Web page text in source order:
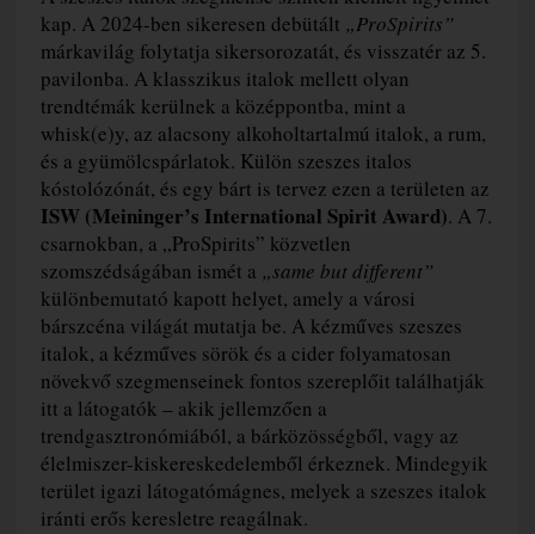
kap. A 2024-ben sikeresen debütált „ProSpirits”
márkavilág folytatja sikersorozatát, és visszatér az 5.
pavilonba. A klasszikus italok mellett olyan
trendtémák kerülnek a középpontba, mint a
whisk(e)y, az alacsony alkoholtartalmú italok, a rum,
és a gyümölcspárlatok. Külön szeszes italos
kóstolózónát, és egy bárt is tervez ezen a területen az
ISW (Meininger’s International Spirit Award). A 7.
csarnokban, a „ProSpirits” közvetlen
szomszédságában ismét a „same but different”
különbemutató kapott helyet, amely a városi
bárszcéna világát mutatja be. A kézműves szeszes
italok, a kézműves sörök és a cider folyamatosan
növekvő szegmenseinek fontos szereplőit találhatják
itt a látogatók – akik jellemzően a
trendgasztronómiából, a bárközösségből, vagy az
élelmiszer-kiskereskedelemből érkeznek. Mindegyik
terület igazi látogatómágnes, melyek a szeszes italok
iránti erős keresletre reagálnak.